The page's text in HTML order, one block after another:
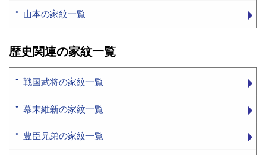
山本の家紋一覧
歴史関連の家紋一覧
戦国武将の家紋一覧
幕末維新の家紋一覧
豊臣兄弟の家紋一覧